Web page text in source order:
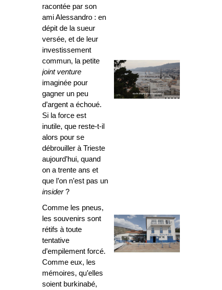
racontée par son
ami Alessandro : en
dépit de la sueur
versée, et de leur
investissement
commun, la petite
joint venture
imaginée pour
gagner un peu
d’argent a échoué.
Si la force est
inutile, que reste-t-il
alors pour se
débrouiller à Trieste
aujourd’hui, quand
on a trente ans et
que l’on n’est pas un
insider?
Comme les pneus,
les souvenirs sont
rétifs à toute
tentative
d’empilement forcé.
Comme eux, les
mémoires, qu’elles
soient burkinabé,